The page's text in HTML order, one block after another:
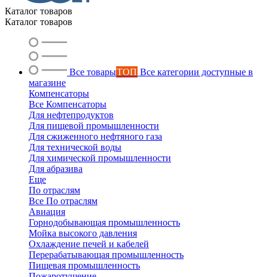
Каталог товаров
Каталог товаров
Все товарыТОП Все категории доступные в
магазине
Компенсаторы
Все Компенсаторы
Для нефтепродуктов
Для пищевой промышленности
Для сжиженного нефтяного газа
Для технической воды
Для химической промышленности
Для абразива
Еще
По отраслям
Все По отраслям
Авиация
Горнодобывающая промышленность
Мойка высокого давления
Охлаждение печей и кабелей
Перерабатывающая промышленность
Пищевая промышленность